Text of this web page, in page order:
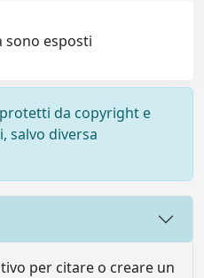
sono esposti
da copyright e
salvo diversa
per citare o creare un